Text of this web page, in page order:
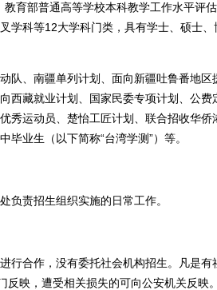
育部普通高等学校本科教学工作水平评
学科等12大学科门类，具有学士、硕士、
、南疆单列计划、面向新疆吐鲁番地区
西藏就业计划、国家民委专项计划、公费
秀运动员、楚怡工匠计划、联合招收华侨
业生（以下简称“台湾学测”）等。
责招生组织实施的日常工作。
合作，没有委托社会机构招生。凡是有
映，遭受相关损失的可向公安机关反映。